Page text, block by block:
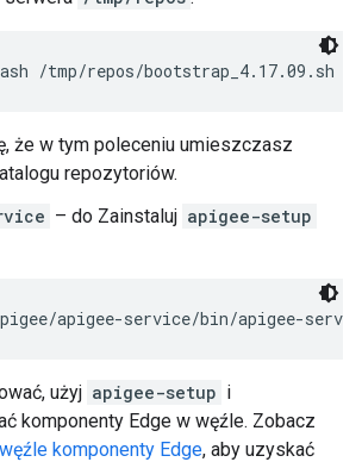
/tmp/repos/bootstrap_4.17.09.sh
że w tym poleceniu umieszczasz
repozytoriów.
– do Zainstaluj apigee-setup
apigee-service/bin/apigee-
użyj apigee-setup i
komponenty Edge w węźle. Zobacz
komponenty Edge, aby uzyskać